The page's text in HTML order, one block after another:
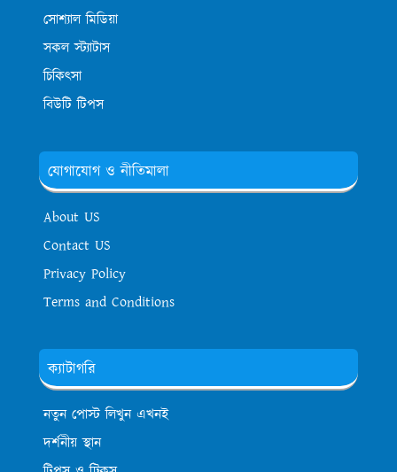
সোশ্যাল মিডিয়া
সকল স্ট্যাটাস
চিকিৎসা
বিউটি টিপস
যোগাযোগ ও নীতিমালা
About US
Contact US
Privacy Policy
Terms and Conditions
ক্যাটাগরি
নতুন পোস্ট লিখুন এখনই
দর্শনীয় স্থান